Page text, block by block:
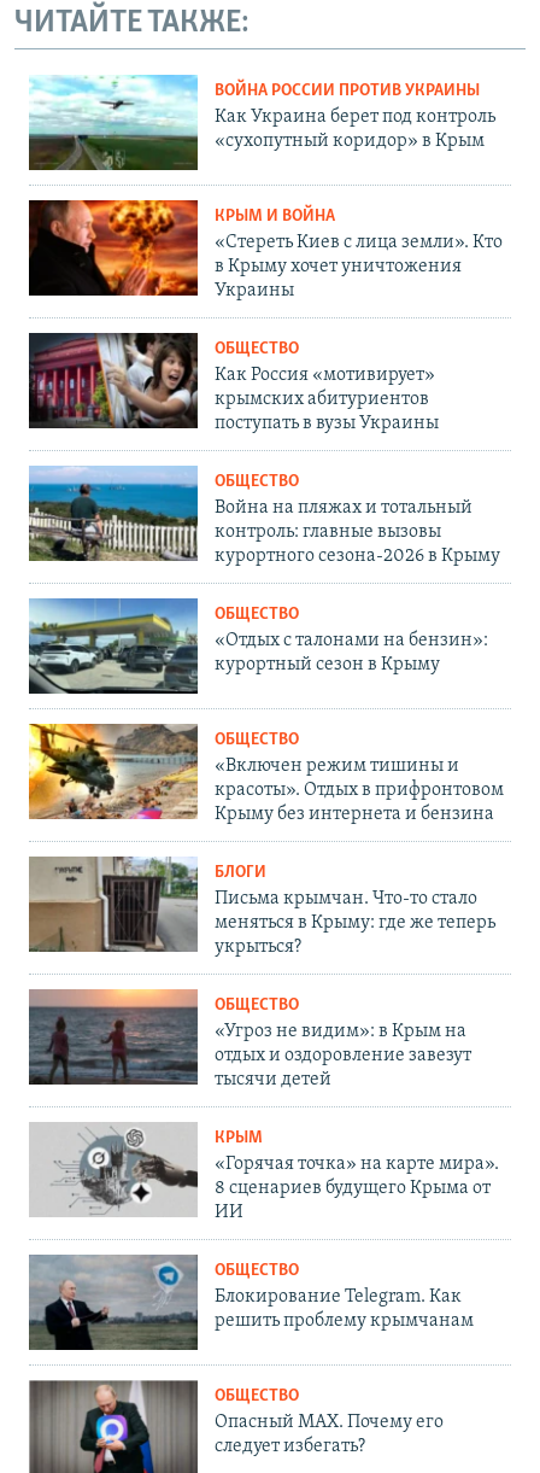
ЧИТАЙТЕ ТАКЖЕ:
ВОЙНА РОССИИ ПРОТИВ УКРАИНЫ
Как Украина берет под контроль
«сухопутный коридор» в Крым
КРЫМ И ВОЙНА
«Стереть Киев с лица земли». Кто
в Крыму хочет уничтожения
Украины
ОБЩЕСТВО
Как Россия «мотивирует»
крымских абитуриентов
поступать в вузы Украины
ОБЩЕСТВО
Война на пляжах и тотальный
контроль: главные вызовы
курортного сезона-2026 в Крыму
ОБЩЕСТВО
«Отдых с талонами на бензин»:
курортный сезон в Крыму
ОБЩЕСТВО
«Включен режим тишины и
красоты». Отдых в прифронтовом
Крыму без интернета и бензина
БЛОГИ
Письма крымчан. Что-то стало
меняться в Крыму: где же теперь
укрыться?
ОБЩЕСТВО
«Угроз не видим»: в Крым на
отдых и оздоровление завезут
тысячи детей
КРЫМ
«Горячая точка» на карте мира».
8 сценариев будущего Крыма от
ИИ
ОБЩЕСТВО
Блокирование Telegram. Как
решить проблему крымчанам
ОБЩЕСТВО
Опасный MAX. Почему его
следует избегать?